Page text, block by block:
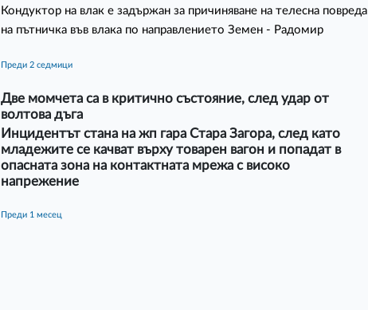
Кондуктор на влак е задържан за причиняване на телесна повреда
на пътничка във влака по направлението Земен - Радомир
преди 2 седмици
Две момчета са в критично състояние, след удар от
волтова дъга
Инцидентът стана на жп гара Стара Загора, след като
младежите се качват върху товарен вагон и попадат в
опасната зона на контактната мрежа с високо
напрежение
преди 1 месец